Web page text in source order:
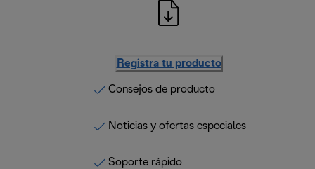
Registra tu producto
Consejos de producto
Noticias y ofertas especiales
Soporte rápido